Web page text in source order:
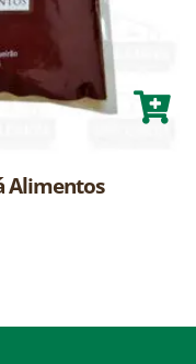
Alimentos